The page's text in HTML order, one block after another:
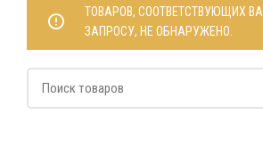
ТОВАРОВ, СООТВЕТСТВУЮЩИХ
ЗАПРОСУ, НЕ ОБНАРУЖЕНО.